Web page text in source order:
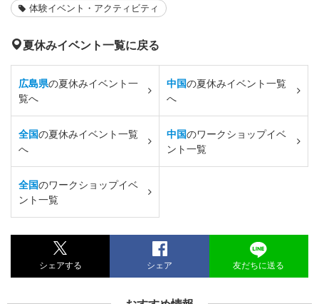
体験イベント・アクティビティ
夏休みイベント一覧に戻る
広島県の夏休みイベント一
覧へ
中国の夏休みイベント一覧
へ
全国の夏休みイベント一覧
へ
中国のワークショップイベ
ント一覧
全国のワークショップイベ
ント一覧
シェアする シェア 友だちに送る